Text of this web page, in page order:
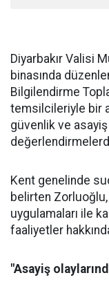
Diyarbakır Valisi
binasında
Bilgilendirme
temsilcileriyle bir
güvenlik ve asayiş
Kent genelinde
belirten
uygulamaları ile
faaliyetler
"Asayiş